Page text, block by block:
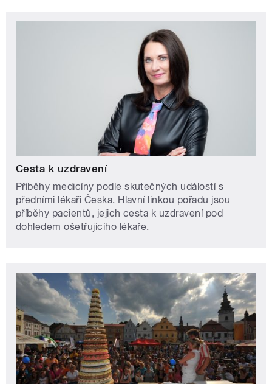
Cesta k uzdravení
Příběhy medicíny podle skutečných událostí s
předními lékaři Česka. Hlavní linkou pořadu jsou
příběhy pacientů, jejich cesta k uzdravení pod
dohledem ošetřujícího lékaře.